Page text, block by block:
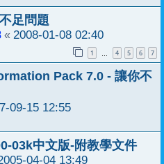
足問題
« 2008-01-08 02:40
1 … 4 5 6 7
Pack 7.0 - 讓你不
09-15 12:55
03k中文版-附教學文件
04-04 13:49